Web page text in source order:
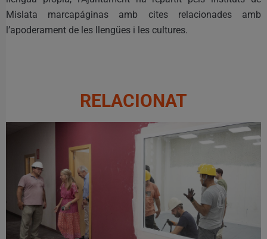
Mislata marcapáginas amb cites relacionades amb
l’apoderament de les llengües i les cultures.
RELACIONAT